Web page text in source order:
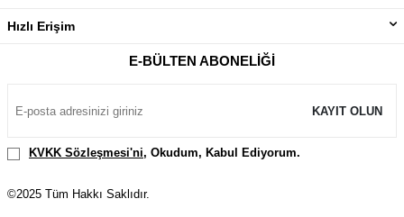
Hızlı Erişim
E-BÜLTEN ABONELIĞI
KAYIT OLUN
KVKK Sözleşmesi'ni, Okudum, Kabul Ediyorum.
©2025 Tüm Hakkı Saklıdır.